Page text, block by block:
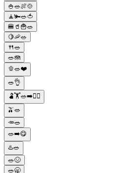
🍚🥗🍖🍲
🧘🫚🥗🍅
🍔🥤🍟🥗
🍋🦐🥗
🍴🥗
🥗🪼
🫑🥗❤️
🥗👌
🫃🏋🥗➡️🧍‍♂️
🫒🥗
🥕🥗
🥗➡️😋
♨️🥗
🥗😣
🥗🥱